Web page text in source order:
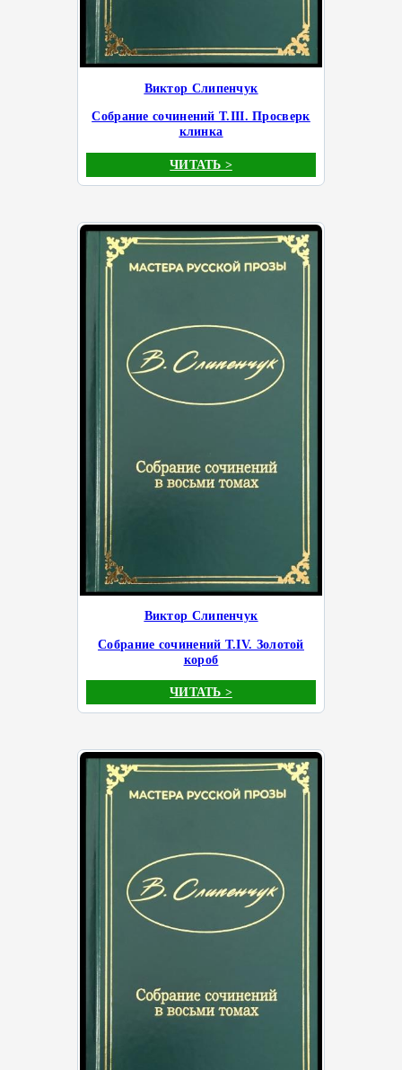
Виктор Слипенчук
Собрание сочинений Т.III. Просверк
клинка
ЧИТАТЬ >
Виктор Слипенчук
Собрание сочинений Т.IV. Золотой
короб
ЧИТАТЬ >